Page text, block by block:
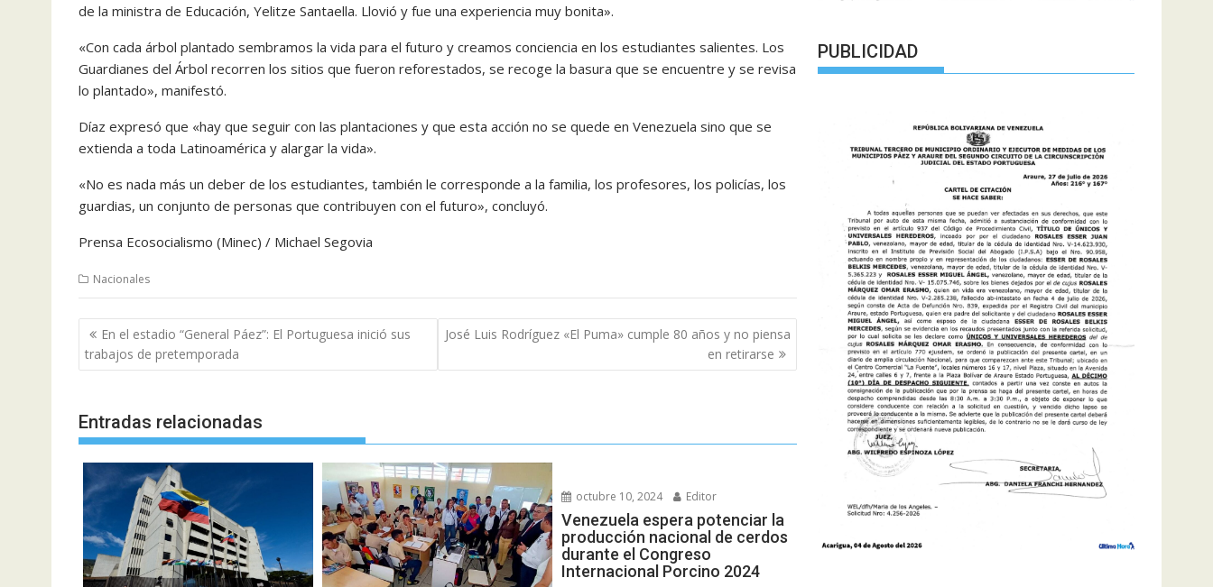
de la ministra de Educación, Yelitze Santaella. Llovió y fue una experiencia muy bonita».
«Con cada árbol plantado sembramos la vida para el futuro y creamos conciencia en los estudiantes salientes. Los
Guardianes del Árbol recorren los sitios que fueron reforestados, se recoge la basura que se encuentre y se revisa
lo plantado», manifestó.
Díaz expresó que «hay que seguir con las plantaciones y que esta acción no se quede en Venezuela sino que se
extienda a toda Latinoamérica y alargar la vida».
«No es nada más un deber de los estudiantes, también le corresponde a la familia, los profesores, los policías, los
guardias, un conjunto de personas que contribuyen con el futuro», concluyó.
Prensa Ecosocialismo (Minec) / Michael Segovia
Nacionales
Navegación
de
entradas
En el estadio “General Páez”: El Portuguesa inició sus
trabajos de pretemporada
José Luis Rodríguez «El Puma» cumple 80 años y no piensa
en retirarse
Entradas relacionadas
octubre 10, 2024 Editor
Venezuela espera potenciar la
producción nacional de cerdos
durante el Congreso
Internacional Porcino 2024
PUBLICIDAD